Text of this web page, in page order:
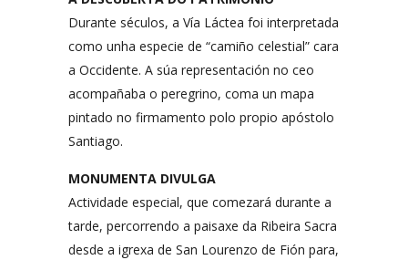
Durante séculos, a Vía Láctea foi interpretada
como unha especie de “camiño celestial” cara
a Occidente. A súa representación no ceo
acompañaba o peregrino, coma un mapa
pintado no firmamento polo propio apóstolo
Santiago.
MONUMENTA DIVULGA
Actividade especial, que comezará durante a
tarde, percorrendo a paisaxe da Ribeira Sacra
desde a igrexa de San Lourenzo de Fión para,